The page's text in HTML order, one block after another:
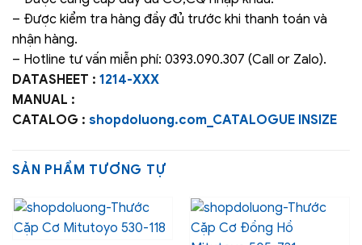
– Được kiểm tra hàng đầy đủ trước khi thanh toán và
nhận hàng.
– Hotline tư vấn miễn phí: 0393.090.307 (Call or Zalo).
DATASHEET : 1214-XXX
MANUAL :
CATALOG : shopdoluong.com_CATALOGUE INSIZE
SẢN PHẨM TƯƠNG TỰ